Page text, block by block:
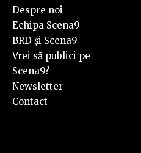
Despre noi
Echipa Scena9
BRD și Scena9
Vrei să publici pe
Scena9?
Newsletter
Contact